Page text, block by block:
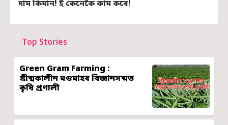
দাম কিমান! ই কেনেকৈ কাম কৰে!
Top Stories
Green Gram Farming :
গ্ৰীষ্মকালীন মগুমাহৰ বিজ্ঞানসন্মত
কৃষি প্ৰণালী